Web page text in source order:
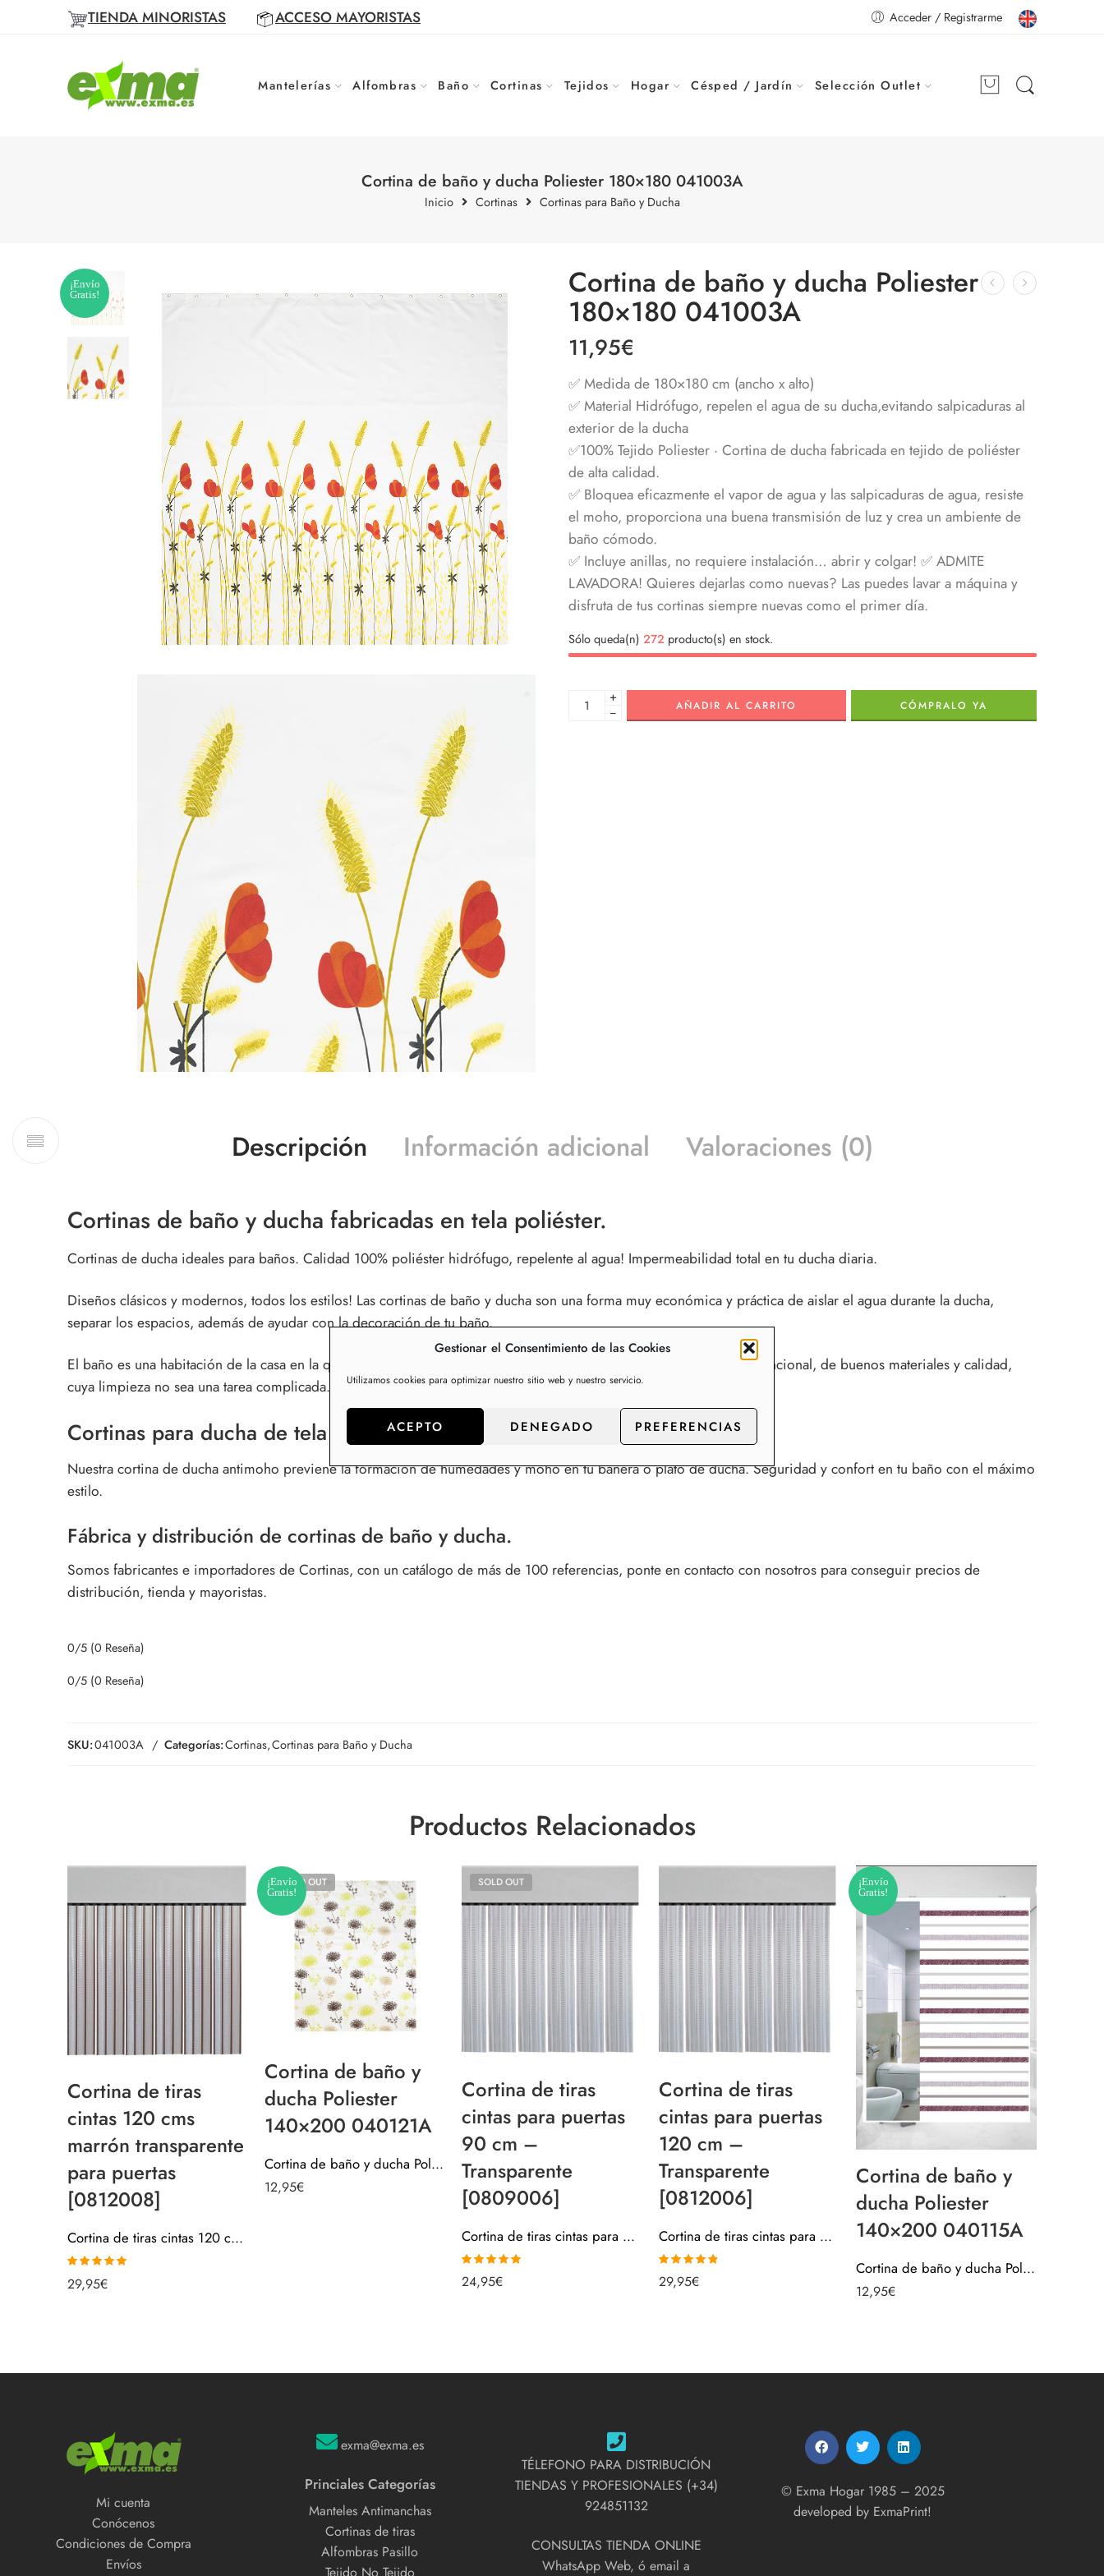
Gestionar el Consentimiento de las Cookies
Utilizamos cookies para optimizar nuestro sitio web y nuestro servicio.
ACEPTO DENEGADO PREFERENCIAS
TIENDA MINORISTAS ACCESO MAYORISTAS Acceder / Registrarme
Mantelerías Alfombras Baño Cortinas Tejidos Hogar Césped / Jardín Selección Outlet
Cortina de baño y ducha Poliester 180×180 041003A
Inicio Cortinas Cortinas para Baño y Ducha
¡Envío
Gratis!
Cortina de baño y ducha Poliester
180×180 041003A
11,95€
✅ Medida de 180×180 cm (ancho x alto)
✅ Material Hidrófugo, repelen el agua de su ducha,evitando salpicaduras al
exterior de la ducha
✅100% Tejido Poliester · Cortina de ducha fabricada en tejido de poliéster
de alta calidad.
✅ Bloquea eficazmente el vapor de agua y las salpicaduras de agua, resiste
el moho, proporciona una buena transmisión de luz y crea un ambiente de
baño cómodo.
✅ Incluye anillas, no requiere instalación… abrir y colgar! ✅ ADMITE
LAVADORA! Quieres dejarlas como nuevas? Las puedes lavar a máquina y
disfruta de tus cortinas siempre nuevas como el primer día.
Sólo queda(n) 272 producto(s) en stock.
+
−
AÑADIR AL CARRITO CÓMPRALO YA
Descripción Información adicional Valoraciones (0)
Cortinas de baño y ducha fabricadas en tela poliéster.
Cortinas de ducha ideales para baños. Calidad 100% poliéster hidrófugo, repelente al agua! Impermeabilidad total en tu ducha diaria.
Diseños clásicos y modernos, todos los estilos! Lascortinas de baño y duchason una forma muy económica y práctica de aislar el agua durante la ducha,
separar los espacios, además de ayudar con la decoración de tu baño.
El baño es una habitación de la casa en la que a menudo descuidamos un poco el estilo. Muchos buscan un baño funcional, de buenos materiales y calidad,
cuya limpieza no sea una tarea complicada.
Cortinas para ducha de tela antimoho.
Nuestra cortina de ducha antimoho previene la formación de humedades y moho en tu bañera o plato de ducha. Seguridad y confort en tu baño con el máximo
estilo.
Fábrica y distribución de cortinas de baño y ducha.
Somos fabricantes e importadores de Cortinas, con un catálogo de más de 100 referencias, ponte en contacto con nosotros para conseguir precios de
distribución, tienda y mayoristas.
0/5 (0 Reseña)
0/5 (0 Reseña)
SKU:041003A Categorías:Cortinas,Cortinas para Baño y Ducha
Productos Relacionados
Cortina de tiras
cintas 120 cms
marrón transparente
para puertas
[0812008]
Cortina de tiras cintas 120 cms marrón transparente para puertas [0812008]
Valorado con
5.00de 5
29,95€
¡Envío
Gratis!
SOLD OUT
Cortina de baño y
ducha Poliester
140×200 040121A
Cortina de baño y ducha Poliester 140×200 040121A
12,95€
SOLD OUT
Cortina de tiras
cintas para puertas
90 cm –
Transparente
[0809006]
Cortina de tiras cintas para puertas 90 cm – Transparente [0809006]
Valorado con
5.00 de 5
24,95€
Cortina de tiras
cintas para puertas
120 cm –
Transparente
[0812006]
Cortina de tiras cintas para puertas 120 cm – Transparente [0812006]
Valorado
con 4.78de
29,95€
¡Envío
Gratis!
Cortina de baño y
ducha Poliester
140×200 040115A
Cortina de baño y ducha Poliester 140×200 040115A
12,95€
Mi cuenta
Conócenos
Condiciones de Compra
Envíos
exma@exma.es
Princiales Categorías
Manteles Antimanchas
Cortinas de tiras
Alfombras Pasillo
TÉLEFONO PARA DISTRIBUCIÓN
TIENDAS Y PROFESIONALES (+34)
924851132
CONSULTAS TIENDA ONLINE
WhatsApp Web, ó email a
© Exma Hogar 1985 – 2025
developed by ExmaPrint!